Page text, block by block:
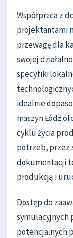
Współpraca z
projektantami
przewagę dla
swojej
specyfiki
idealnie
maszyn Łódź
cyklu życia
potrzeb, przez
dokumentacji
produkcją i
Dostęp do
symulacyjnych
potencjalnych